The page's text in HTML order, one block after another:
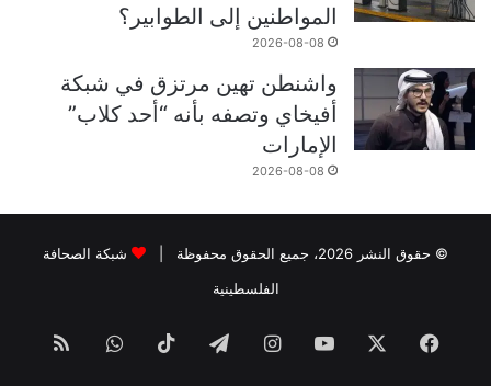
المواطنين إلى الطوابير؟
2026-08-08
واشنطن تهين مرتزق في شبكة
أفيخاي وتصفه بأنه “أحد كلاب”
الإمارات
2026-08-08
© حقوق النشر 2026، جميع الحقوق محفوظة |
شبكة الصحافة
الفلسطينية
فيسبوك ‫YouTubeانستقرامتيلقرام ‫TikTokواتسابملخص